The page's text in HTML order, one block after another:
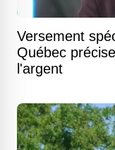
Versement
Québec
l'argent